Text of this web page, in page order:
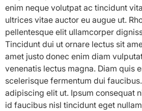
enim neque volutpat ac tincidunt
ultrices vitae auctor eu augue ut.
pellentesque elit ullamcorper
Tincidunt dui ut ornare lectus sit
amet justo donec enim diam
venenatis lectus magna. Diam quis
scelerisque fermentum dui
adipiscing elit ut. Ipsum consequat
id faucibus nisl tincidunt eget